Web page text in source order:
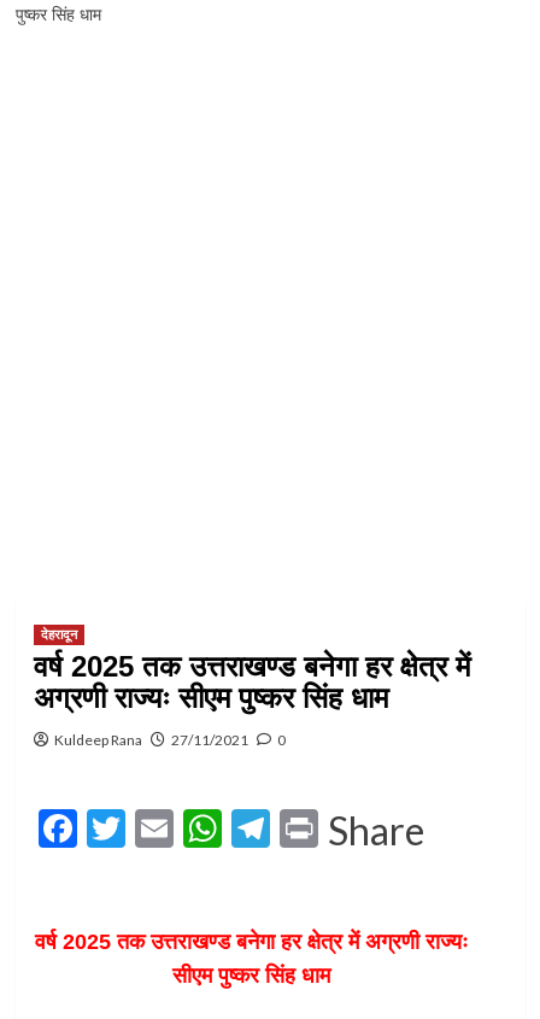
पुष्कर सिंह धाम
देहरादून
वर्ष 2025 तक उत्तराखण्ड बनेगा हर क्षेत्र में
अग्रणी राज्यः सीएम पुष्कर सिंह धाम
Kuldeep Rana 27/11/2021 0
Facebook
Twitter
EmailWhatsApp
Telegram
Print
Share
वर्ष 2025 तक उत्तराखण्ड बनेगा हर क्षेत्र में अग्रणी राज्यः
सीएम पुष्कर सिंह धाम